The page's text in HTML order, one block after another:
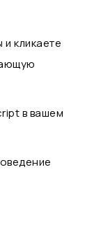
кликаете
в вашем